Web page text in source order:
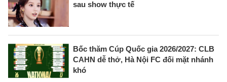
sau show thực tế
Bốc thăm Cúp Quốc gia 2026/2027: CLB
CAHN dễ thở, Hà Nội FC đối mặt nhánh
khó